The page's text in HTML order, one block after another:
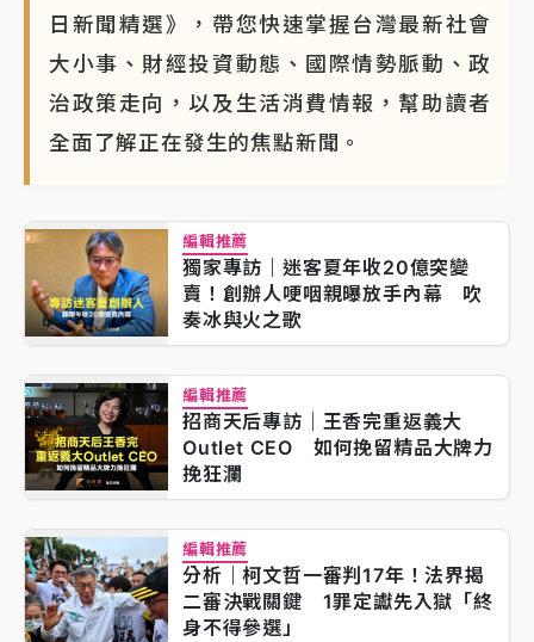
日新聞精選》，帶您快速掌握台灣最新社會
大小事、財經投資動態、國際情勢脈動、政
治政策走向，以及生活消費情報，幫助讀者
全面了解正在發生的焦點新聞。
編輯推薦
獨家專訪｜迷客夏年收20億突變
賣！創辦人哽咽親曝放手內幕 吹
奏冰與火之歌
編輯推薦
招商天后專訪｜王香完重返義大
Outlet CEO 如何挽留精品大牌力
挽狂瀾
編輯推薦
分析｜柯文哲一審判17年！法界揭
二審決戰關鍵 1罪定讞先入獄「終
身不得參選」